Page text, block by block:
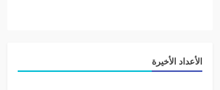
الأعداد الأخيرة